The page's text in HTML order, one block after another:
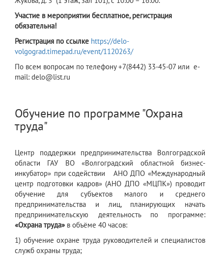
Участие в мероприятии бесплатное, регистрация
обязательна!
Регистрация по ссылке https://delo-
volgograd.timepad.ru/event/1120263/
По всем вопросам по телефону +7(8442) 33-45-07 или e-
mail: delo@list.ru
Обучение по программе "Охрана
труда"
Центр поддержки предпринимательства Волгоградской
области ГАУ ВО «Волгоградский областной бизнес-
инкубатор» при содействии АНО ДПО «Международный
центр подготовки кадров» (АНО ДПО «МЦПК») проводит
обучение для субъектов малого и среднего
предпринимательства и лиц, планирующих начать
предпринимательскую деятельность по программе:
«Охрана труда» в объёме 40 часов:
1) обучение охране труда руководителей и специалистов
служб охраны труда;